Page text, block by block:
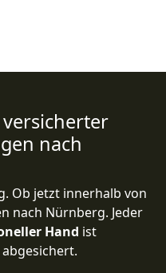
nach
Ob jetzt innerhalb von
nach Nürnberg. Jeder
Hand ist